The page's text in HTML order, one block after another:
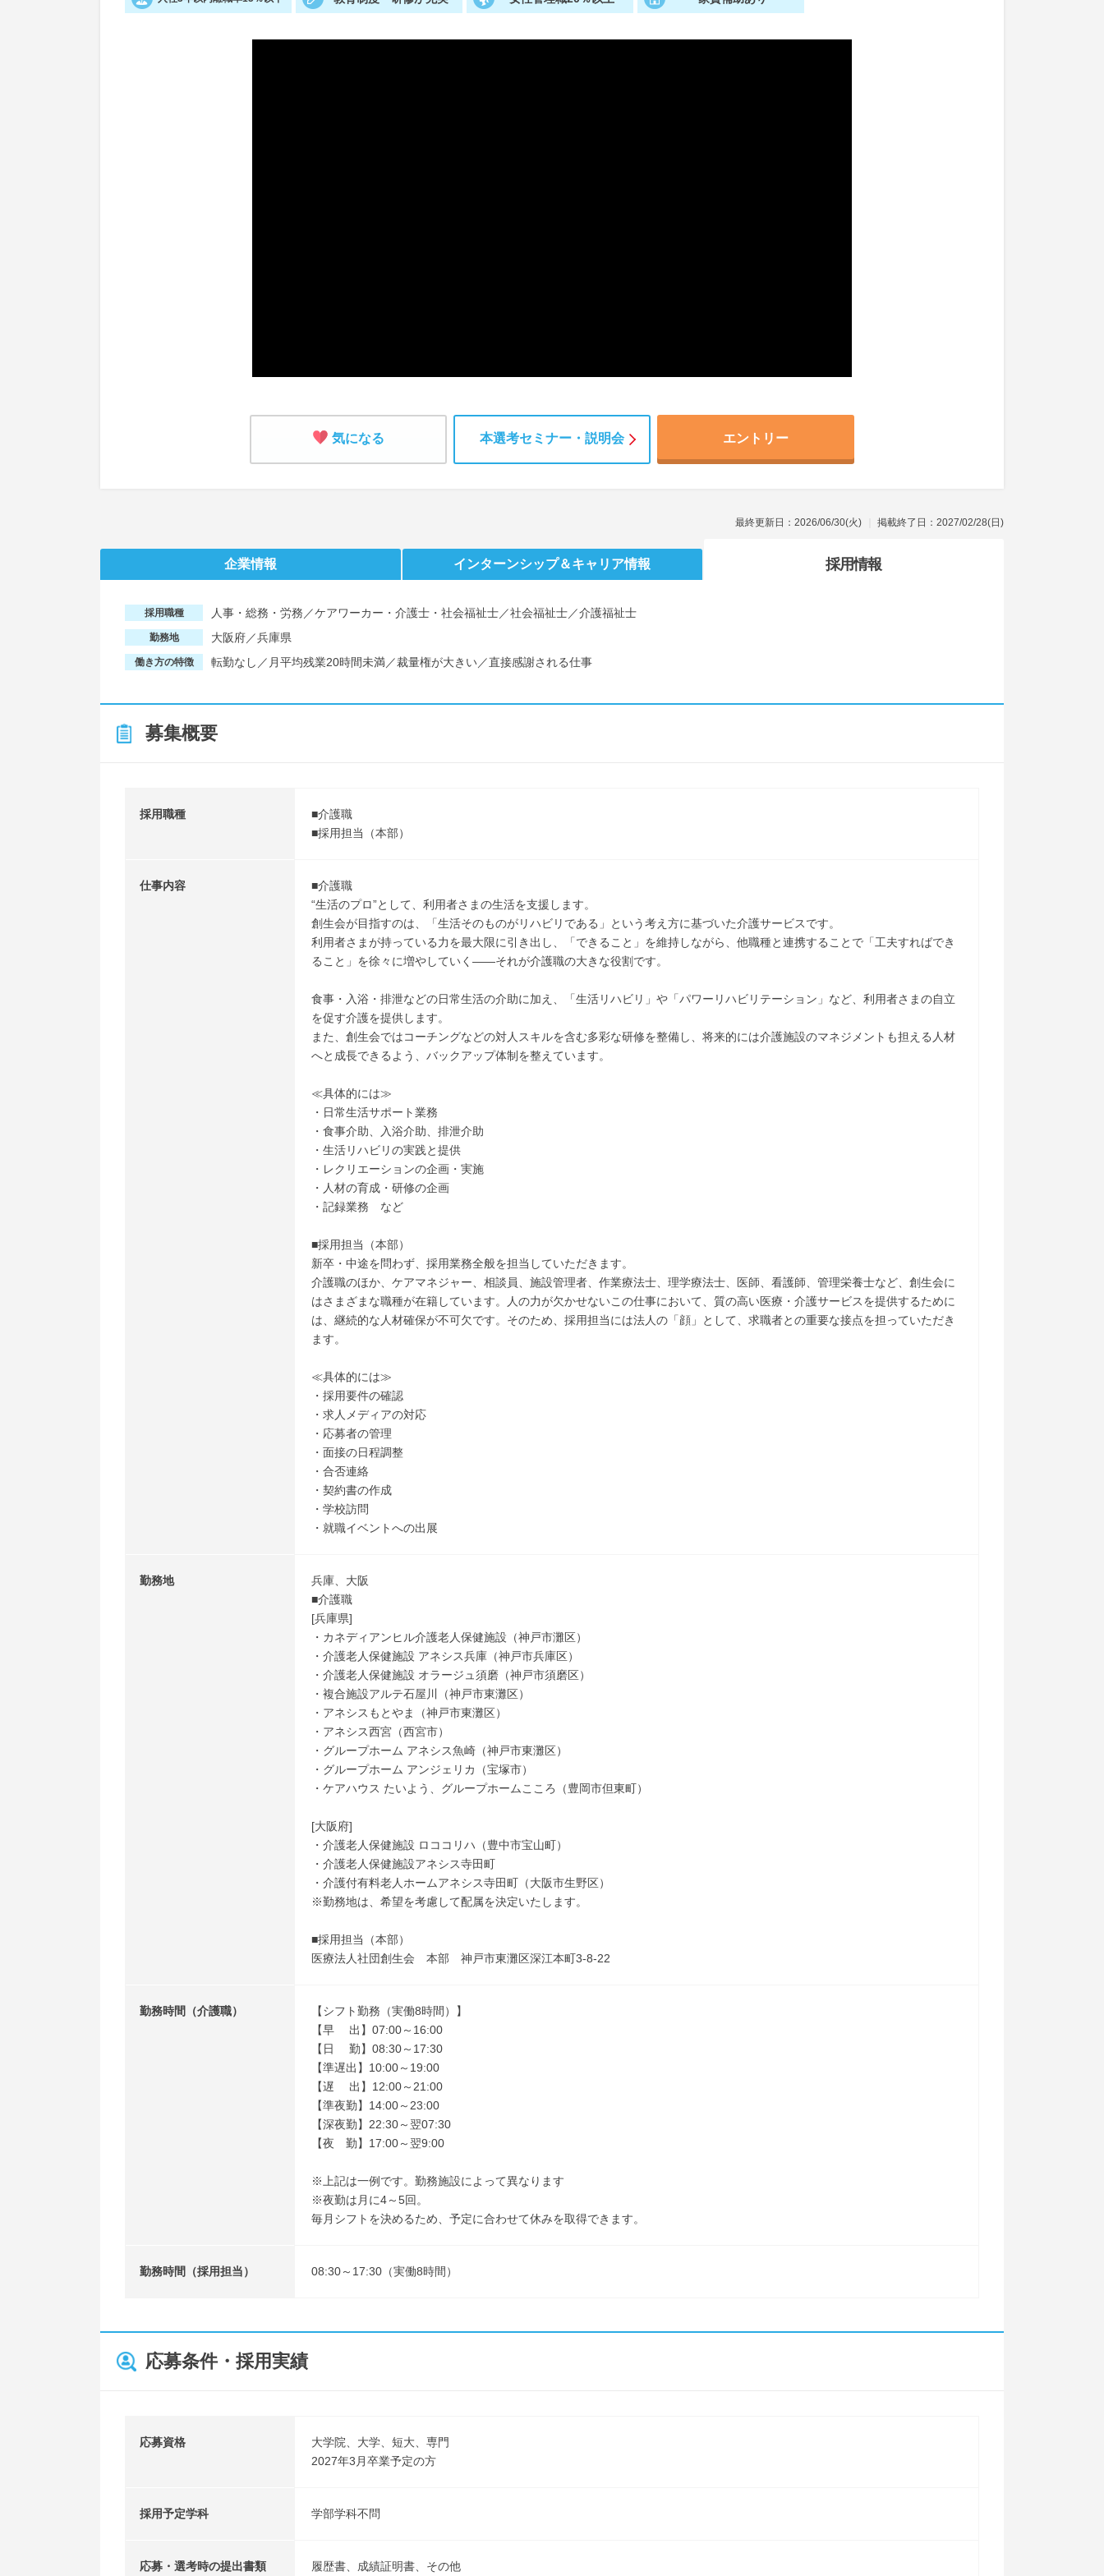
気になる 本選考セミナー・説明会 エントリー
最終更新日：2026/06/30(火) 掲載終了日：2027/02/28(日)
企業情報 インターンシップ＆キャリア情報 採用情報
採用職種 人事・総務・労務／ケアワーカー・介護士・社会福祉士／社会福祉士／介護福祉士
勤務地 大阪府／兵庫県
働き方の特徴 転勤なし／月平均残業20時間未満／裁量権が大きい／直接感謝される仕事
募集概要
採用職種
■介護職
■採用担当（本部）
仕事内容
■介護職
“生活のプロ”として、利用者さまの生活を支援します。
創生会が目指すのは、「生活そのものがリハビリである」という考え方に基づいた介護サービスです。
利用者さまが持っている力を最大限に引き出し、「できること」を維持しながら、他職種と連携することで「工夫すればでき
ること」を徐々に増やしていく――それが介護職の大きな役割です。
食事・入浴・排泄などの日常生活の介助に加え、「生活リハビリ」や「パワーリハビリテーション」など、利用者さまの自立
を促す介護を提供します。
また、創生会ではコーチングなどの対人スキルを含む多彩な研修を整備し、将来的には介護施設のマネジメントも担える人材
へと成長できるよう、バックアップ体制を整えています。
≪具体的には≫
・日常生活サポート業務
・食事介助、入浴介助、排泄介助
・生活リハビリの実践と提供
・レクリエーションの企画・実施
・人材の育成・研修の企画
・記録業務 など
■採用担当（本部）
新卒・中途を問わず、採用業務全般を担当していただきます。
介護職のほか、ケアマネジャー、相談員、施設管理者、作業療法士、理学療法士、医師、看護師、管理栄養士など、創生会に
はさまざまな職種が在籍しています。人の力が欠かせないこの仕事において、質の高い医療・介護サービスを提供するために
は、継続的な人材確保が不可欠です。そのため、採用担当には法人の「顔」として、求職者との重要な接点を担っていただき
ます。
≪具体的には≫
・採用要件の確認
・求人メディアの対応
・応募者の管理
・面接の日程調整
・合否連絡
・契約書の作成
・学校訪問
・就職イベントへの出展
勤務地
兵庫、大阪
■介護職
[兵庫県]
・カネディアンヒル介護老人保健施設（神戸市灘区）
・介護老人保健施設 アネシス兵庫（神戸市兵庫区）
・介護老人保健施設 オラージュ須磨（神戸市須磨区）
・複合施設アルテ石屋川（神戸市東灘区）
・アネシスもとやま（神戸市東灘区）
・アネシス西宮（西宮市）
・グループホーム アネシス魚崎（神戸市東灘区）
・グループホーム アンジェリカ（宝塚市）
・ケアハウス たいよう、グループホームこころ（豊岡市但東町）
[大阪府]
・介護老人保健施設 ロココリハ（豊中市宝山町）
・介護老人保健施設アネシス寺田町
・介護付有料老人ホームアネシス寺田町（大阪市生野区）
※勤務地は、希望を考慮して配属を決定いたします。
■採用担当（本部）
医療法人社団創生会 本部 神戸市東灘区深江本町3-8-22
勤務時間（介護職）
【シフト勤務（実働8時間）】
【早 出】07:00～16:00
【日 勤】08:30～17:30
【準遅出】10:00～19:00
【遅 出】12:00～21:00
【準夜勤】14:00～23:00
【深夜勤】22:30～翌07:30
【夜 勤】17:00～翌9:00
※上記は一例です。勤務施設によって異なります
※夜勤は月に4～5回。
毎月シフトを決めるため、予定に合わせて休みを取得できます。
勤務時間（採用担当） 08:30～17:30（実働8時間）
応募条件・採用実績
応募資格
大学院、大学、短大、専門
2027年3月卒業予定の方
採用予定学科 学部学科不問
応募・選考時の提出書類 履歴書、成績証明書、その他